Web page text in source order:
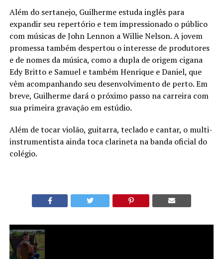
Além do sertanejo, Guilherme estuda inglês para
expandir seu repertório e tem impressionado o público
com músicas de John Lennon a Willie Nelson. A jovem
promessa também despertou o interesse de produtores
e de nomes da música, como a dupla de origem cigana
Edy Britto e Samuel e também Henrique e Daniel, que
vêm acompanhando seu desenvolvimento de perto. Em
breve, Guilherme dará o próximo passo na carreira com
sua primeira gravação em estúdio.
Além de tocar violão, guitarra, teclado e cantar, o multi-
instrumentista ainda toca clarineta na banda oficial do
colégio.